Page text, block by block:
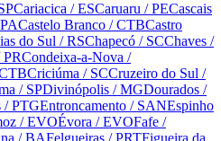
Cariacica / ESCaruaru / PECascais
Castelo Branco / CTBCastro
do Sul / RSChapecó / SCChaves /
PRCondeixa-a-Nova /
Criciúma / SCCruzeiro do Sul /
/ SPDivinópolis / MGDourados /
/ PTGEntroncamento / SANEspinho
/ EVOÉvora / EVOFafe /